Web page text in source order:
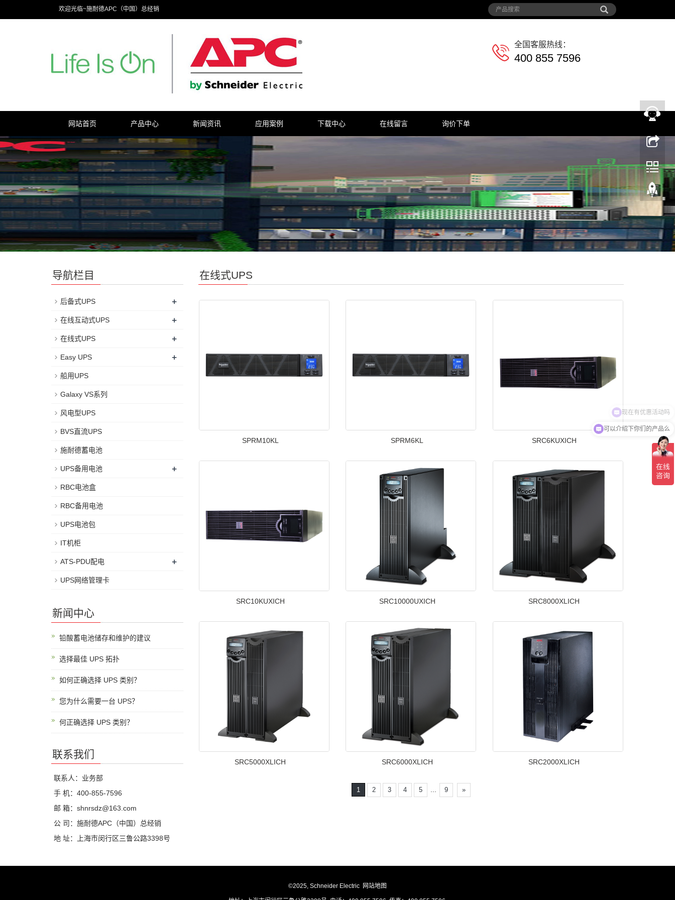
欢迎光临~施耐德APC（中国）总经销
全国客服热线：
400 855 7596
网站首页 产品中心 新闻资讯 应用案例 下载中心 在线留言 询价下单
在线式UPS
SPRM10KL SPRM6KL SRC6KUXICH
SRC10KUXICH SRC10000UXICH SRC8000XLICH
SRC5000XLICH SRC6000XLICH SRC2000XLICH
1 2 3 4 5 9 »
导航栏目
后备式UPS +
在线互动式UPS +
在线式UPS +
Easy UPS +
船用UPS
Galaxy VS系列
风电型UPS
BVS直流UPS
施耐德蓄电池
UPS备用电池 +
RBC电池盒
RBC备用电池
UPS电池包
IT机柜
ATS-PDU配电 +
UPS网络管理卡
新闻中心
铅酸蓄电池储存和维护的建议
选择最佳 UPS 拓扑
如何正确选择 UPS 类别？
您为什么需要一台 UPS？
何正确选择 UPS 类别？
联系我们
联系人：业务部
手 机：400-855-7596
邮 箱：shnrsdz@163.com
公 司：施耐德APC（中国）总经销
地 址：上海市闵行区三鲁公路3398号
©2025, Schneider Electric 网站地图
可以介绍下你们的产品么